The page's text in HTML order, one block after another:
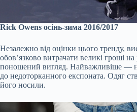
Rick Owens осінь-зима 2016/2017
Незалежно від оцінки цього тренду,
обов’язково витрачати великі гроші
поношений вигляд. Найважливіше —
до недоторканного експоната. Одяг
його носили.